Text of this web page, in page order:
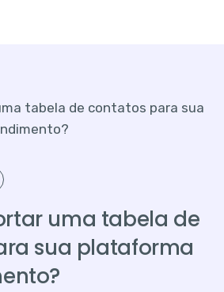
uma tabela de
sua plataforma